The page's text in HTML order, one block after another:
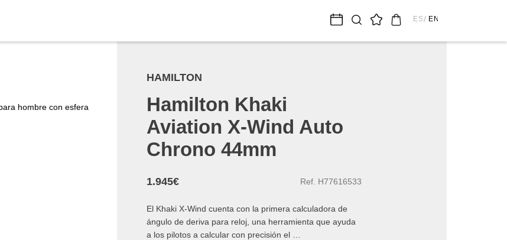
ESPAÑOL
ENGLISH
HAMILTON
Hamilton Khaki
Aviation X-Wind Auto
Chrono 44mm
1.945€ Ref. H77616533
El Khaki X-Wind cuenta con la primera calculadora de
ángulo de deriva para reloj, una herramienta que ayuda
a los pilotos a calcular con precisión el …